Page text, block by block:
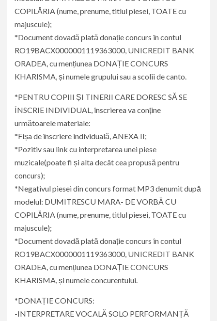
COPILĂRIA (nume, prenume, titlul piesei, TOATE cu
majuscule);
*Document dovadă plată donație concurs în contul
RO19BACX0000001119363000, UNICREDIT BANK
ORADEA, cu mențiunea DONAȚIE CONCURS
KHARISMA, și numele grupului sau a scolii de canto.
*PENTRU COPIII ȘI TINERII CARE DORESC SĂ SE
ÎNSCRIE INDIVIDUAL, înscrierea va conține
următoarele materiale:
*Fișa de înscriere individuală, ANEXA II;
*Pozitiv sau link cu interpretarea unei piese
muzicale(poate fi și alta decât cea propusă pentru
concurs);
*Negativul piesei din concurs format MP3 denumit după
modelul: DUMITRESCU MARA- DE VORBĂ CU
COPILĂRIA (nume, prenume, titlul piesei, TOATE cu
majuscule);
*Document dovadă plată donație concurs în contul
RO19BACX0000001119363000, UNICREDIT BANK
ORADEA, cu mențiunea DONAȚIE CONCURS
KHARISMA, și numele concurentului.
*DONAȚIE CONCURS:
-INTERPRETARE VOCALĂ SOLO PERFORMANȚĂ